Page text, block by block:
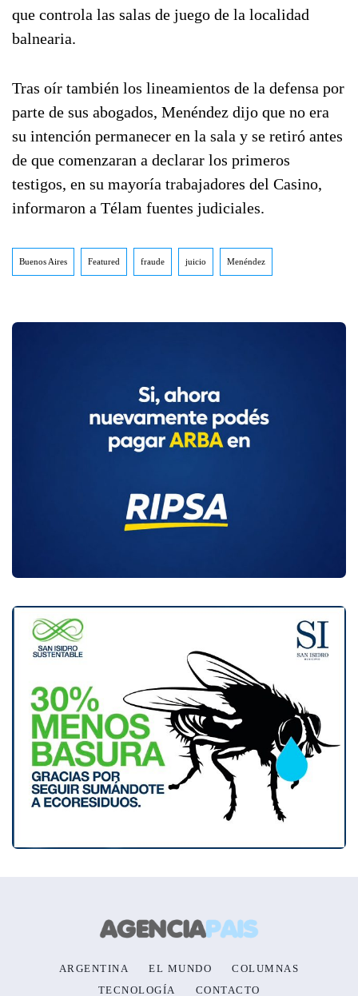
que controla las salas de juego de la localidad
balnearia.
Tras oír también los lineamientos de la defensa por
parte de sus abogados, Menéndez dijo que no era
su intención permanecer en la sala y se retiró antes
de que comenzaran a declarar los primeros
testigos, en su mayoría trabajadores del Casino,
informaron a Télam fuentes judiciales.
Buenos Aires Featured fraude juicio Menéndez
ARGENTINA EL MUNDO
COLUMNAS
TECNOLOGÍA
CONTACTO